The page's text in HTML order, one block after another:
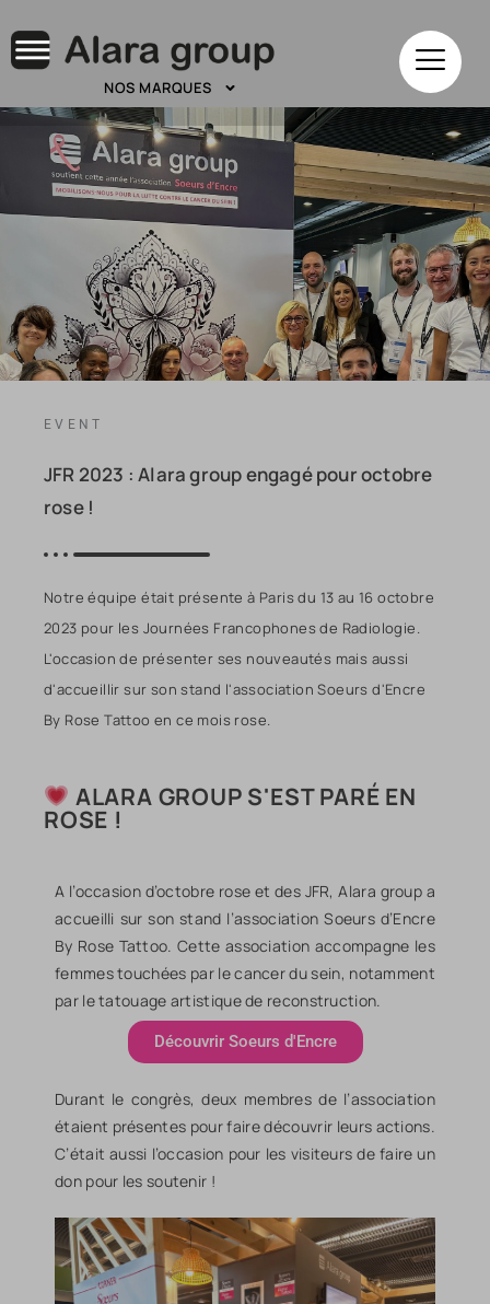
NOS MARQUES
EVENT
JFR 2023 : Alara group engagé pour octobre
rose !
Notre équipe était présente à Paris du 13 au 16 octobre
2023 pour les Journées Francophones de Radiologie.
L'occasion de présenter ses nouveautés mais aussi
d'accueillir sur son stand l'association Soeurs d'Encre
By Rose Tattoo en ce mois rose.
ALARA GROUP S'EST PARÉ EN
ROSE !
A l’occasion d’octobre rose et des JFR, Alara group a
accueilli sur son stand l’association Soeurs d’Encre
By Rose Tattoo. Cette association accompagne les
femmes touchées par le cancer du sein, notamment
par le tatouage artistique de reconstruction.
Découvrir Soeurs d'Encre
Durant le congrès, deux membres de l’association
étaient présentes pour faire découvrir leurs actions.
C’était aussi l’occasion pour les visiteurs de faire un
don pour les soutenir !